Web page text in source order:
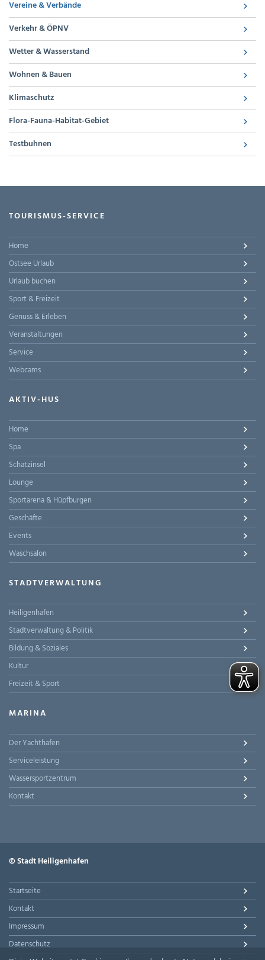
Vereine & Verbände
Verkehr & ÖPNV
Wetter & Wasserstand
Wohnen & Bauen
Klimaschutz
Flora-Fauna-Habitat-Gebiet
Testbuhnen
TOURISMUS-SERVICE
Home
Ostsee Urlaub
Urlaub buchen
Sport & Freizeit
Genuss & Erleben
Veranstaltungen
Service
Webcams
AKTIV-HUS
Home
Spa
Schatzinsel
Lounge
Sportarena & Hüpfburgen
Geschäfte
Events
Waschsalon
STADTVERWALTUNG
Heiligenhafen
Stadtverwaltung & Politik
Bildung & Soziales
Kultur
Freizeit & Sport
MARINA
Der Yachthafen
Serviceleistung
Wassersportzentrum
Kontakt
© Stadt Heiligenhafen
Startseite
Kontakt
Impressum
Datenschutz